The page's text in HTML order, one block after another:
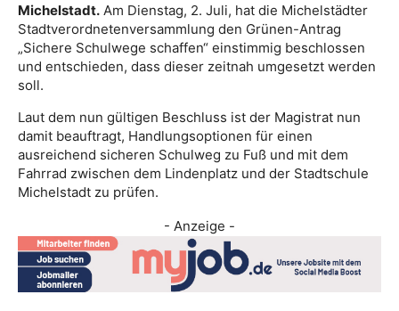
Michelstadt. Am Dienstag, 2. Juli, hat die Michelstädter
Stadtverordnetenversammlung den Grünen-Antrag
„Sichere Schulwege schaffen“ einstimmig beschlossen
und entschieden, dass dieser zeitnah umgesetzt werden
soll.
Laut dem nun gültigen Beschluss ist der Magistrat nun
damit beauftragt, Handlungsoptionen für einen
ausreichend sicheren Schulweg zu Fuß und mit dem
Fahrrad zwischen dem Lindenplatz und der Stadtschule
Michelstadt zu prüfen.
- Anzeige -